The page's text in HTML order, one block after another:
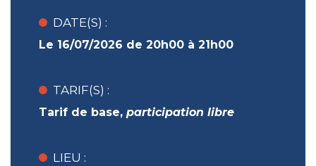
DATE(S) :
Le 16/07/2026 de 20h00 à 21h00
TARIF(S) :
Tarif de base, participation libre
LIEU :